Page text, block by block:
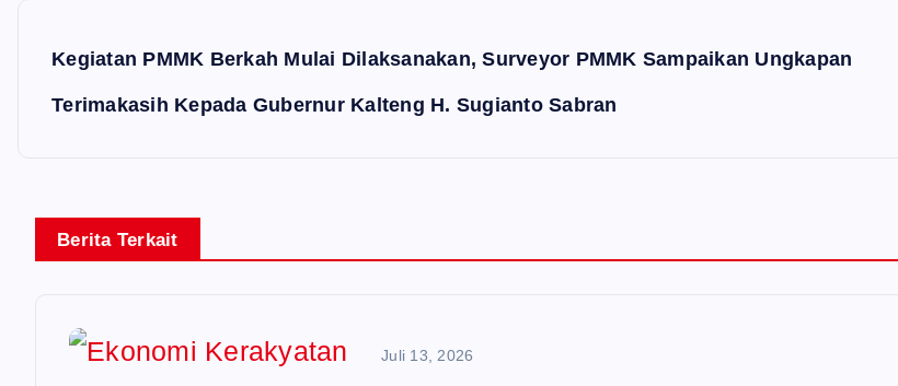
p
o
Kegiatan PMMK Berkah Mulai Dilaksanakan, Surveyor PMMK Sampaikan Ungkapan
Terimakasih Kepada Gubernur Kalteng H. Sugianto Sabran
Berita Terkait
Juli 13, 2026